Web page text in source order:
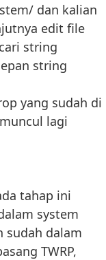
dan kalian
edit file
string
string
yang sudah di
lagi
tahap ini
system
sudah dalam
TWRP,